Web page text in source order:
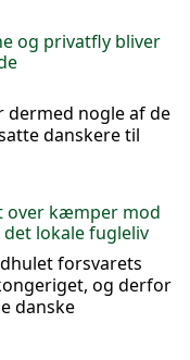
og privatfly bliver
dermed nogle af de
danskere til
over kæmper mod
lokale fugleliv
forsvarets
og derfor
danske